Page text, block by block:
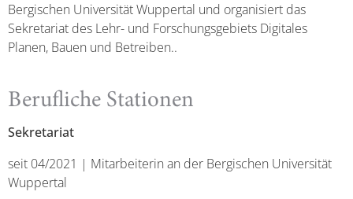
Bergischen Universität Wuppertal und organisiert das
Sekretariat des Lehr- und Forschungsgebiets Digitales
Planen, Bauen und Betreiben..
Berufliche Stationen
Sekretariat
seit 04/2021 | Mitarbeiterin an der Bergischen Universität
Wuppertal